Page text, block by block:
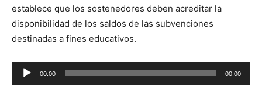
establece que los sostenedores deben acreditar la
disponibilidad de los saldos de las subvenciones
destinadas a fines educativos.
Reproductor
de
00:00 00:00